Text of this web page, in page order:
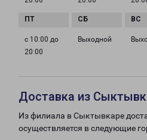
с 10:00 до
20:00
Выходной
Доставка из
Из филиала в Сыктывкаре
осуществляется в следующие